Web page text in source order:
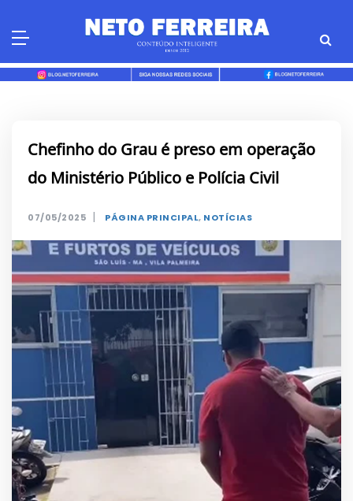
Chefinho do Grau é preso em operação
do Ministério Público e Polícia Civil
07/05/2025 | PÁGINA PRINCIPAL, NOTÍCIAS